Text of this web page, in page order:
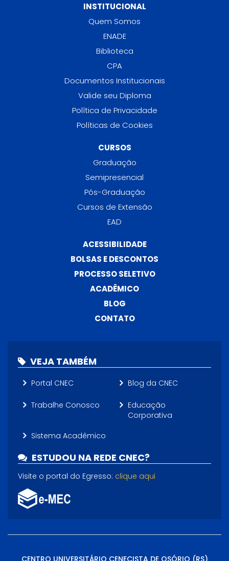
INSTITUCIONAL
Quem Somos
ENADE
Biblioteca
CPA
Documentos Institucionais
Valide seu Diploma
Política de Privacidade
Políticas de Cookies
CURSOS
Graduação
Semipresencial
Pós-Graduação
Cursos de Extensão
EAD
ACESSIBILIDADE
BOLSAS E DESCONTOS
PROCESSO SELETIVO
ACADÊMICO
BLOG
CONTATO
VEJA TAMBÉM
Portal CNEC Blog da CNEC
Trabalhe Conosco
Educação
Corporativa
Sistema Acadêmico
ESTUDOU NA REDE CNEC?
Visite o portal do Egresso: clique aqui